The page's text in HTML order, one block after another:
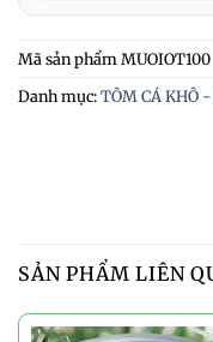
Mã sản phẩmMUOIOT100
Danh mục:TÔM CÁ KHÔ
SẢN PHẨM LIÊN